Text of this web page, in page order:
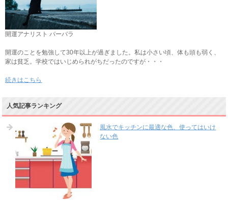
開運アナリスト バーバラ
開運のことを勉強して30年以上が過ぎました。私は小さい頃、体も頭も弱く、
家は貧乏。学校ではいじめられがちだったのですが・・・
続きはこちら
人気記事ランキング
風水でキッチンに最適な色、使ってはいけ
ない色